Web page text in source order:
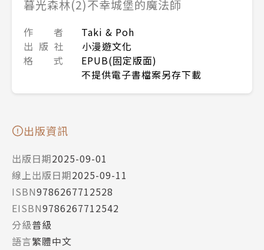
暮光森林(2)不幸城堡的魔法師
作 者
Taki & Poh
出 版 社
小漫遊文化
格 式
EPUB(固定版面)
不提供電子書檔案另存下載
出版資訊
出版日期2025-09-01
線上出版日期2025-09-11
ISBN9786267712528
EISBN9786267712542
分級普級
語言繁體中文